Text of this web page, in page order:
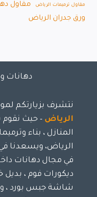
مقاول ترميمات الرياض مقاول
ورق جدران الرياض
دهانات
نتشرف بزيارتكم
الرياض – حيث
المنازل ، بناء
الرياض، ويسعدنا
في مجال دهانات
ديكورات فوم ،
شاشة جبس بورد ،